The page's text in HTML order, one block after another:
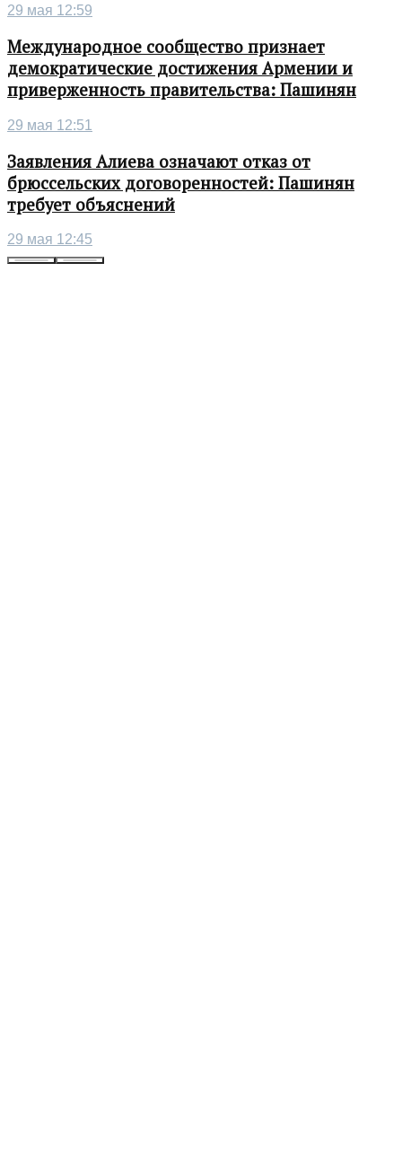
29 мая 12:59
Международное сообщество признает
демократические достижения Армении и
приверженность правительства: Пашинян
29 мая 12:51
Заявления Алиева означают отказ от
брюссельских договоренностей: Пашинян
требует объяснений
29 мая 12:45